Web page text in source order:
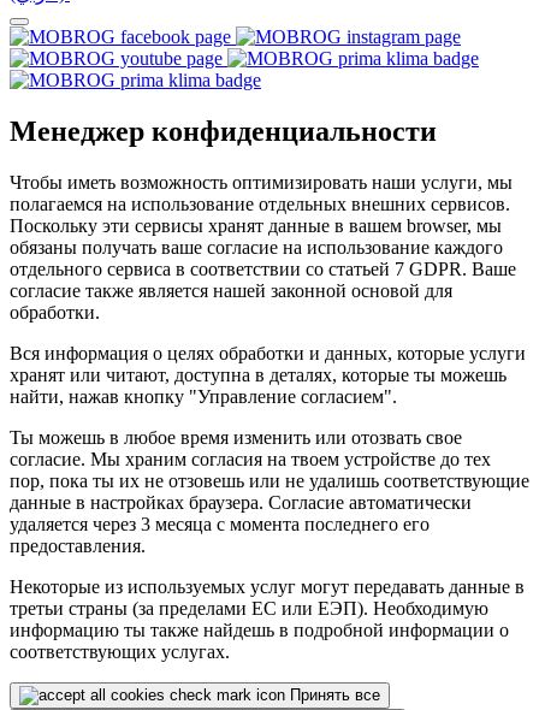
Менеджер конфиденциальности
Чтобы иметь возможность оптимизировать наши услуги, мы
полагаемся на использование отдельных внешних сервисов.
Поскольку эти сервисы хранят данные в вашем browser, мы
обязаны получать ваше согласие на использование каждого
отдельного сервиса в соответствии со статьей 7 GDPR. Ваше
согласие также является нашей законной основой для
обработки.
Вся информация о целях обработки и данных, которые услуги
хранят или читают, доступна в деталях, которые ты можешь
найти, нажав кнопку "Управление согласием".
Ты можешь в любое время изменить или отозвать свое
согласие. Мы храним согласия на твоем устройстве до тех
пор, пока ты их не отзовешь или не удалишь соответствующие
данные в настройках браузера. Согласие автоматически
удаляется через 3 месяца с момента последнего его
предоставления.
Некоторые из используемых услуг могут передавать данные в
третьи страны (за пределами ЕС или ЕЭП). Необходимую
информацию ты также найдешь в подробной информации о
соответствующих услугах.
Принять все